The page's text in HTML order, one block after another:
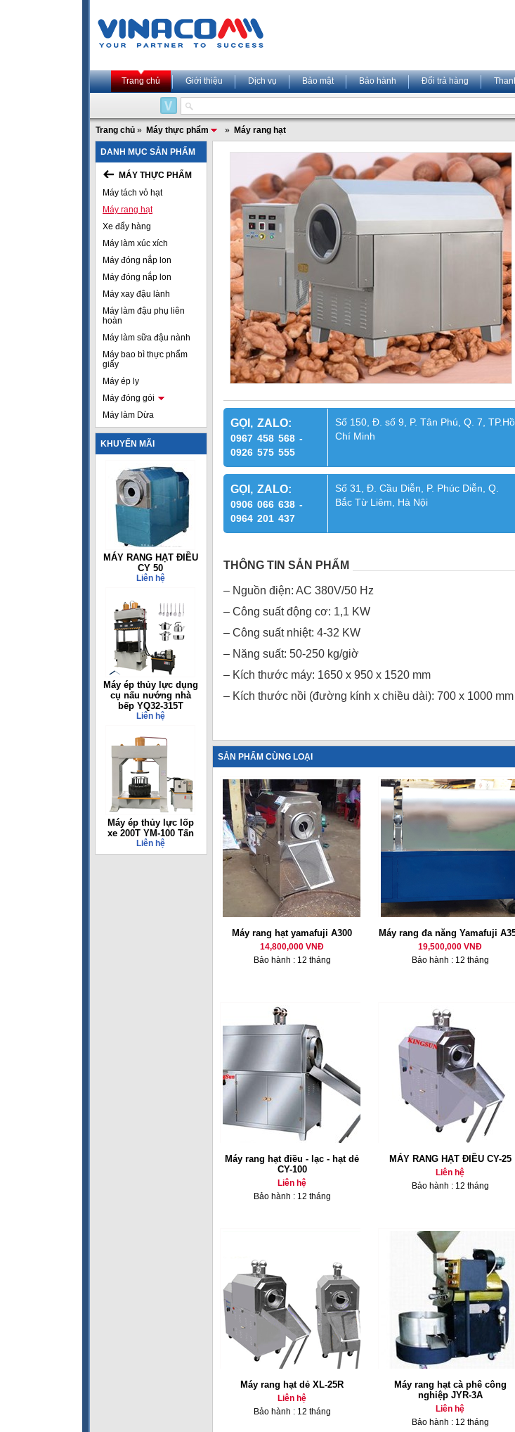
Trang chủ Giới thiệu Dịch vụ Bảo mật Bảo hành Đổi trả hàng
Trang chủ » Máy thực phẩm » Máy rang hạt
DANH MỤC SẢN PHẨM
MÁY THỰC PHẨM
Máy tách vỏ hạt
Máy rang hạt
Xe đẩy hàng
Máy làm xúc xích
Máy đóng nắp lon
Máy đóng nắp lon
Máy xay đậu lành
Máy làm đậu phụ liên
hoàn
Máy làm sữa đậu nành
Máy bao bì thực phẩm
giấy
Máy ép ly
Máy đóng gói
Máy làm Dừa
KHUYẾN MÃI
MÁY RANG HẠT ĐIỀU
CY 50
Liên hệ
Máy ép thủy lực dụng
cụ nấu nướng nhà
bếp YQ32-315T
Liên hệ
Máy ép thủy lực lốp
xe 200T YM-100 Tấn
Liên hệ
GỌI, ZALO:
0967 458 568 -
0926 575 555
Số 150, Đ. số 9, P. Tân Phú, Q. 7, TP.Hồ
Chí Minh
GỌI, ZALO:
0906 066 638 -
0964 201 437
Số 31, Đ. Cầu Diễn, P. Phúc Diễn, Q.
Bắc Từ Liêm, Hà Nội
THÔNG TIN SẢN PHẨM
– Nguồn điện: AC 380V/50 Hz
– Công suất động cơ: 1,1 KW
– Công suất nhiệt: 4-32 KW
– Năng suất: 50-250 kg/giờ
– Kích thước máy: 1650 x 950 x 1520 mm
– Kích thước nồi (đường kính x chiều dài): 700 x 1000 mm
SẢN PHẨM CÙNG LOẠI
Máy rang hạt yamafuji A300
14,800,000 VNĐ
Bảo hành : 12 tháng
Máy rang đa năng Yamafuji
19,500,000 VNĐ
Bảo hành : 12 tháng
Máy rang hạt điều - lạc - hạt dẻ
CY-100
Liên hệ
Bảo hành : 12 tháng
MÁY RANG HẠT ĐIỀU CY-25
Liên hệ
Bảo hành : 12 tháng
Máy rang hạt dẻ XL-25R
Liên hệ
Bảo hành : 12 tháng
Máy rang hạt cà phê công
nghiệp JYR-3A
Liên hệ
Bảo hành : 12 tháng